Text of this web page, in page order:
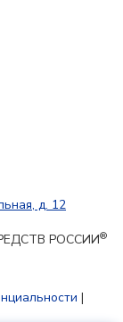
д. 12
РОССИИ®
|